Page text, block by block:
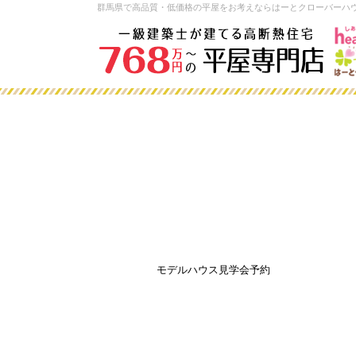
群馬県で高品質・低価格の平屋をお考えならはーとクローバーハ
モデルハウス見学会予約